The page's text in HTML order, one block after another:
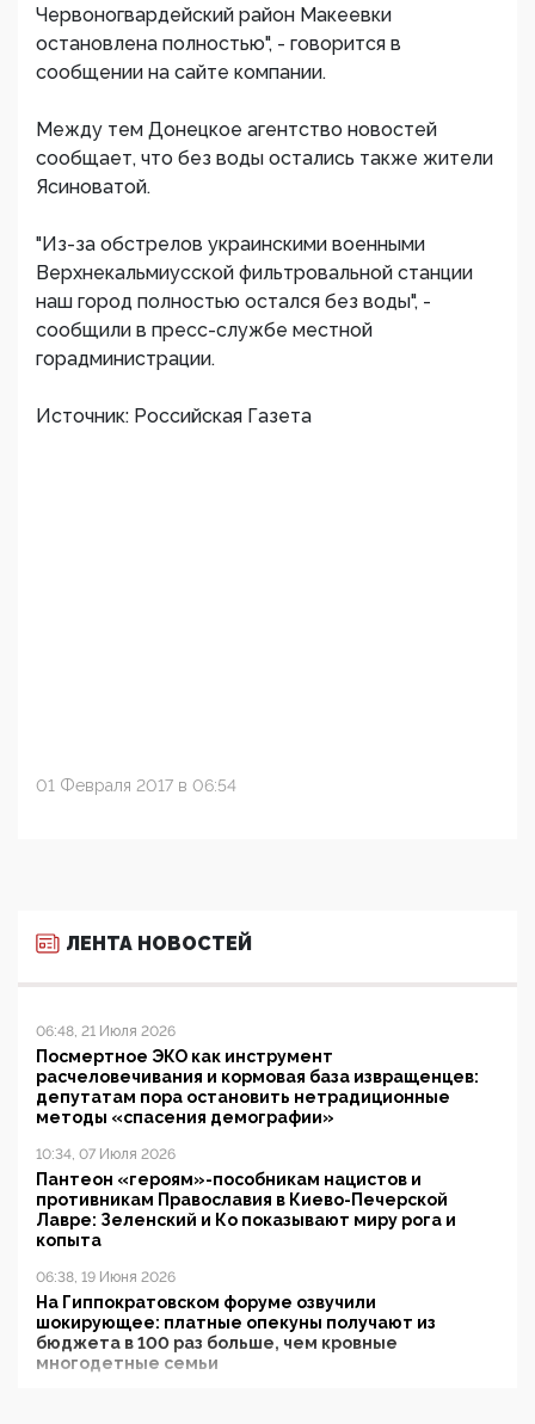
Червоногвардейский район Макеевки
остановлена полностью", - говорится в
сообщении на сайте компании.
Между тем Донецкое агентство новостей
сообщает, что без воды остались также жители
Ясиноватой.
"Из-за обстрелов украинскими военными
Верхнекальмиусской фильтровальной станции
наш город полностью остался без воды", -
сообщили в пресс-службе местной
горадминистрации.
Источник: Российская Газета
01 Февраля 2017 в 06:54
ЛЕНТА НОВОСТЕЙ
06:48, 21 Июля 2026
Посмертное ЭКО как инструмент
расчеловечивания и кормовая база извращенцев:
депутатам пора остановить нетрадиционные
методы «спасения демографии»
10:34, 07 Июля 2026
Пантеон «героям»-пособникам нацистов и
противникам Православия в Киево-Печерской
Лавре: Зеленский и Ко показывают миру рога и
копыта
06:38, 19 Июня 2026
На Гиппократовском форуме озвучили
шокирующее: платные опекуны получают из
бюджета в 100 раз больше, чем кровные
многодетные семьи